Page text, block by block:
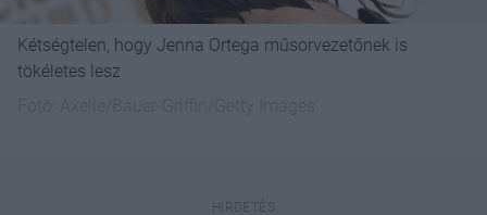
Kétségtelen, hogy Jenna Ortega műsorvezetőnek is
tökéletes lesz